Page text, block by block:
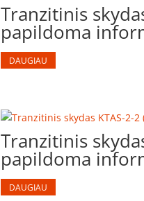
Tranzitinis
papildoma
DAUGIAU
Tranzitinis
papildoma
DAUGIAU